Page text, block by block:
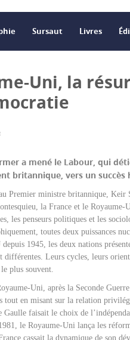
Sursaut Livres
Uni, la
a mené le Labour, qui
britannique, vers un succès
Premier ministre britannique,
la France et le Royaume-
les penseurs politiques et les
toutes deux puissances
depuis 1945, les deux nations
différentes. Leurs cycles, leurs
plus souvent.
Uni, après la Seconde
tout en misant sur la relation
Gaulle faisait le choix de
le Royaume-Uni lança les
cassait la dynamique de son